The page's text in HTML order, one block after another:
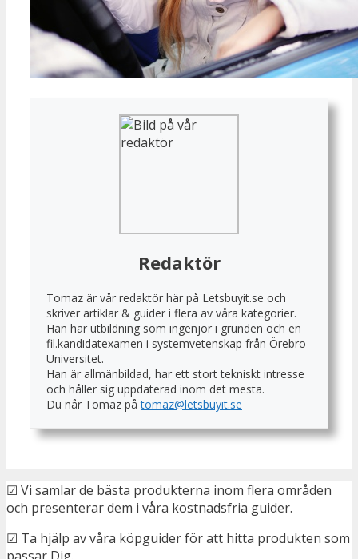
Redaktör
Tomaz är vår redaktör här på Letsbuyit.se och
skriver artiklar & guider i flera av våra kategorier.
Han har utbildning som ingenjör i grunden och en
fil.kandidatexamen i systemvetenskap från Örebro
Universitet.
Han är allmänbildad, har ett stort tekniskt intresse
och håller sig uppdaterad inom det mesta.
Du når Tomaz påtomaz@letsbuyit.se
☑ Vi samlar de bästa produkterna inom flera områden
och presenterar dem i våra kostnadsfria guider.
☑ Ta hjälp av våra köpguider för att hitta produkten som